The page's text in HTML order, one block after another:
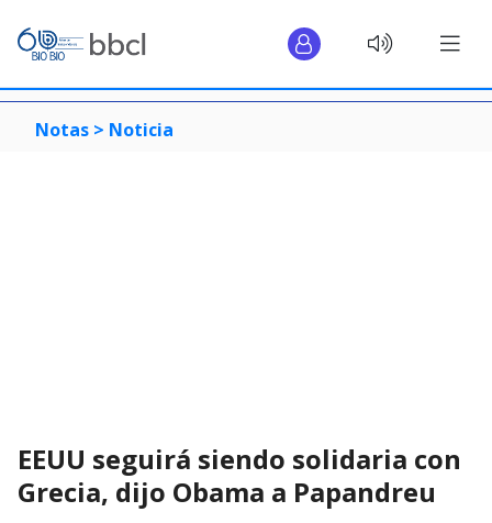
Notas > Noticia
EEUU seguirá siendo solidaria con
Grecia, dijo Obama a Papandreu